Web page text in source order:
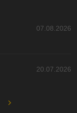
07.08.2026
20.07.2026